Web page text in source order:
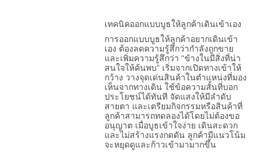
เทคนิคออกแบบบูธให้ลูกค้าเดินเข้าเอง
การออกแบบบูธให้ลูกค้าอยากเดินเข้า
เอง ต้องลดความรู้สึกว่ากำลังถูกขาย
และเพิ่มความรู้สึกว่า “ข้างในมีสิ่งที่น่า
สนใจให้ค้นพบ” เริ่มจากเปิดทางเข้าให้
กว้าง วางจุดเด่นสินค้าในตำแหน่งที่มอง
เห็นจากทางเดิน ใช้ข้อความสั้นที่บอก
ประโยชน์ได้ทันที จัดแสงให้มีลำดับ
สายตา และเตรียมกิจกรรมหรือสินค้าที่
ลูกค้าสามารถทดลองได้โดยไม่ต้องขอ
อนุญาต เมื่อบูธเข้าใจง่าย เดินสะดวก
และไม่สร้างแรงกดดัน ลูกค้ามีแนวโน้ม
จะหยุดดูและก้าวเข้ามามากขึ้น